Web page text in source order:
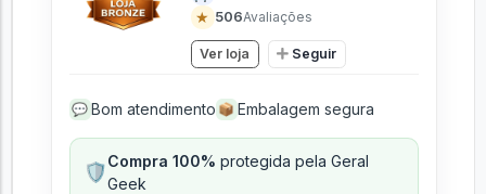
★ 506Avaliações
Ver loja Seguir
💬 Bom atendimento 📦 Embalagem segura
🛡️Compra 100% protegida pela Geral
Geek